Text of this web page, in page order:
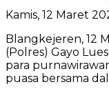
Kamis, 12 Maret
Blangkejeren, 12
(Polres) Gayo
para
puasa bersama